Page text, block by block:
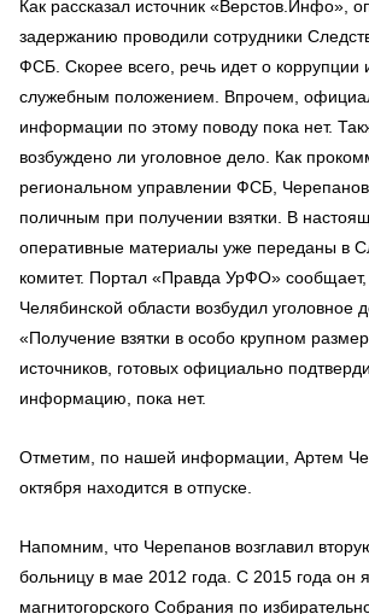
Как рассказал источник «Верстов.Инфо»,
задержанию проводили сотрудники
ФСБ. Скорее всего, речь идет о коррупции
служебным положением. Впрочем,
информации по этому поводу пока нет.
возбуждено ли уголовное дело. Как
региональном управлении ФСБ,
поличным при получении взятки. В
оперативные материалы уже переданы в
комитет. Портал «Правда УрФО»
Челябинской области возбудил уголовное
«Получение взятки в особо крупном
источников, готовых официально
информацию, пока нет.
Отметим, по нашей информации, Артем
октября находится в отпуске.
Напомним, что Черепанов возглавил
больницу в мае 2012 года. С 2015 года он
магнитогорского Собрания по